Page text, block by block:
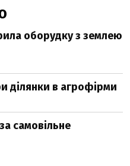
оборудку з землею
ділянки в агрофірми
самовільне